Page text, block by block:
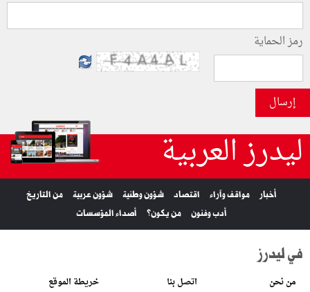
رمز الحماية
إرسال
ليدرز العربية
أخبار مواقف وآراء اقتصاد شؤون وطنية شؤون عربية
من التاريخ
أدب وفنون
من يكون؟ أصداء المؤسسات
في ليدرز
من نحن اتصل بنا خريطة الموقع